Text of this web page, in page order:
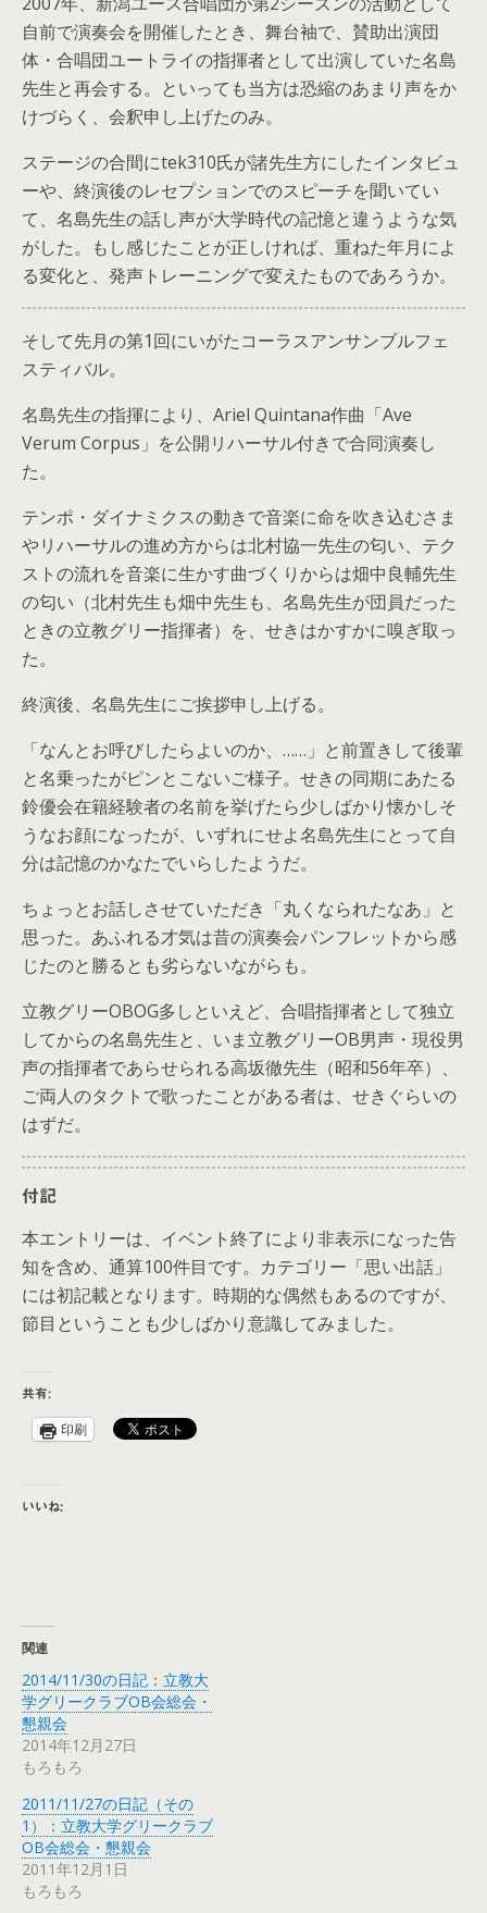
自前で演奏会を開催したとき、舞台袖で、賛助出演団
体・合唱団ユートライの指揮者として出演していた名島
先生と再会する。といっても当方は恐縮のあまり声をか
けづらく、会釈申し上げたのみ。
ステージの合間にtek310氏が諸先生方にしたインタビュ
ーや、終演後のレセプションでのスピーチを聞いてい
て、名島先生の話し声が大学時代の記憶と違うような気
がした。もし感じたことが正しければ、重ねた年月によ
る変化と、発声トレーニングで変えたものであろうか。
そして先月の第1回にいがたコーラスアンサンブルフェ
スティバル。
名島先生の指揮により、Ariel Quintana作曲「Ave
Verum Corpus」を公開リハーサル付きで合同演奏し
た。
テンポ・ダイナミクスの動きで音楽に命を吹き込むさま
やリハーサルの進め方からは北村協一先生の匂い、テク
ストの流れを音楽に生かす曲づくりからは畑中良輔先生
の匂い（北村先生も畑中先生も、名島先生が団員だった
ときの立教グリー指揮者）を、せきはかすかに嗅ぎ取っ
た。
終演後、名島先生にご挨拶申し上げる。
「なんとお呼びしたらよいのか、……」と前置きして後輩
と名乗ったがピンとこないご様子。せきの同期にあたる
鈴優会在籍経験者の名前を挙げたら少しばかり懐かしそ
うなお顔になったが、いずれにせよ名島先生にとって自
分は記憶のかなたでいらしたようだ。
ちょっとお話しさせていただき「丸くなられたなあ」と
思った。あふれる才気は昔の演奏会パンフレットから感
じたのと勝るとも劣らないながらも。
立教グリーOBOG多しといえど、合唱指揮者として独立
してからの名島先生と、いま立教グリーOB男声・現役男
声の指揮者であらせられる高坂徹先生（昭和56年卒）、
ご両人のタクトで歌ったことがある者は、せきぐらいの
はずだ。
付記
本エントリーは、イベント終了により非表示になった告
知を含め、通算100件目です。カテゴリー「思い出話」
には初記載となります。時期的な偶然もあるのですが、
節目ということも少しばかり意識してみました。
共有:
印刷
いいね:
関連
2014/11/30の日記：立教大
学グリークラブOB会総会・
懇親会
2014年12月27日
もろもろ
2011/11/27の日記（その
1）：立教大学グリークラブ
OB会総会・懇親会
2011年12月1日
もろもろ